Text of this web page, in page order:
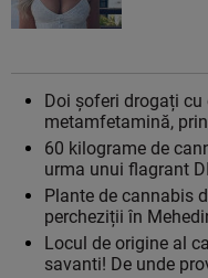
Doi șoferi drogați
metamfetamină,
60 kilograme de
urma unui flagrant
Plante de cannabis
percheziții în
Locul de origine al
savanti! De unde